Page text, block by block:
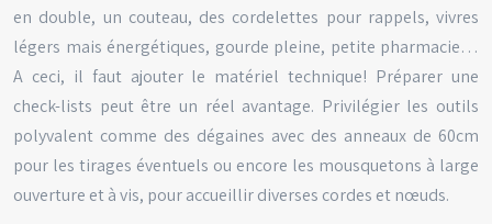
en double, un couteau, des cordelettes pour rappels, vivres
légers mais énergétiques, gourde pleine, petite pharmacie…
A ceci, il faut ajouter le matériel technique! Préparer une
check-lists peut être un réel avantage. Privilégier les outils
polyvalent comme des dégaines avec des anneaux de 60cm
pour les tirages éventuels ou encore les mousquetons à large
ouverture et à vis, pour accueillir diverses cordes et nœuds.